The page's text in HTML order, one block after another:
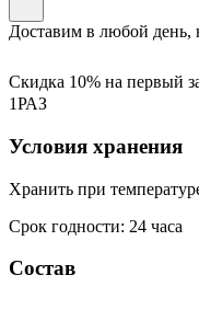
Доставим в любой день,
Скидка 10% на первый
1РАЗ
Условия хранения
Хранить при
Срок годности: 24 часа
Состав